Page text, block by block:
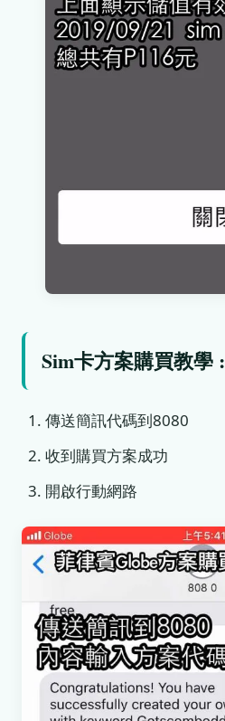
Sim卡方案購買教學 :
傳送簡訊代碼到8080
收到購買方案成功
開啟行動網路